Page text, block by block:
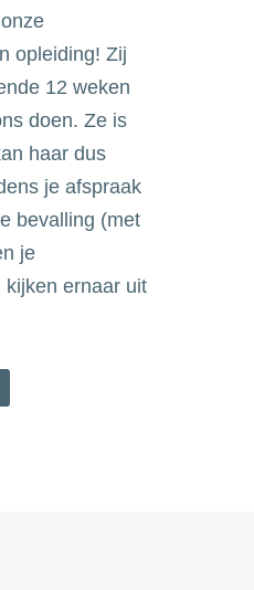
opleiding! Zij
12 weken
doen. Ze is
haar dus
je afspraak
bevalling (met
je
kijken ernaar uit